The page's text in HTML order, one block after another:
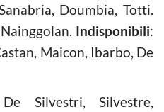
Doumbia, Totti.
Indisponibili:
Maicon, Ibarbo, De
Silvestri, Silvestre,